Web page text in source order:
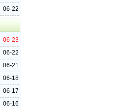
06-22
06-23
06-22
06-21
06-18
06-17
06-16